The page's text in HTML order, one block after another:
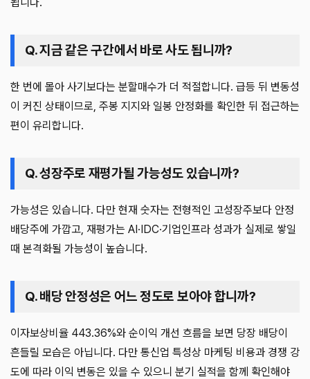
Q. 지금 같은 구간에서 바로 사도 됩니까?
한 번에 몰아 사기보다는 분할매수가 더 적절합니다. 급등 뒤 변동성
이 커진 상태이므로, 주봉 지지와 일봉 안정화를 확인한 뒤 접근하는
편이 유리합니다.
Q. 성장주로 재평가될 가능성도 있습니까?
가능성은 있습니다. 다만 현재 숫자는 전형적인 고성장주보다 안정
배당주에 가깝고, 재평가는 AI·IDC·기업인프라 성과가 실제로 쌓일
때 본격화될 가능성이 높습니다.
Q. 배당 안정성은 어느 정도로 보아야 합니까?
이자보상비율 443.36%와 순이익 개선 흐름을 보면 당장 배당이
흔들릴 모습은 아닙니다. 다만 통신업 특성상 마케팅 비용과 경쟁 강
도에 따라 이익 변동은 있을 수 있으니 분기 실적을 함께 확인해야